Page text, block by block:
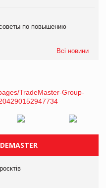
по повышению
Всі новини